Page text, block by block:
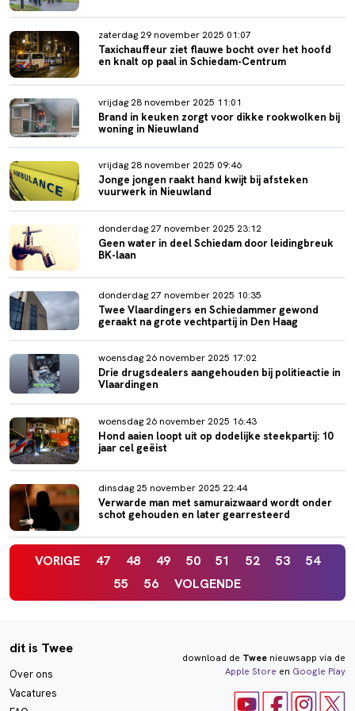
zaterdag 29 november 2025 01:07
Taxichauffeur ziet flauwe bocht over het hoofd
en knalt op paal in Schiedam-Centrum
vrijdag 28 november 2025 11:01
Brand in keuken zorgt voor dikke rookwolken bij
woning in Nieuwland
vrijdag 28 november 2025 09:46
Jonge jongen raakt hand kwijt bij afsteken
vuurwerk in Nieuwland
donderdag 27 november 2025 23:12
Geen water in deel Schiedam door leidingbreuk
BK-laan
donderdag 27 november 2025 10:35
Twee Vlaardingers en Schiedammer gewond
geraakt na grote vechtpartij in Den Haag
woensdag 26 november 2025 17:02
Drie drugsdealers aangehouden bij politieactie in
Vlaardingen
woensdag 26 november 2025 16:43
Hond aaien loopt uit op dodelijke steekpartij: 10
jaar cel geëist
dinsdag 25 november 2025 22:44
Verwarde man met samuraizwaard wordt onder
schot gehouden en later gearresteerd
VORIGE 47 48 49 50 51 52 53
54
55
56 VOLGENDE
dit is Twee
Over ons
Vacatures
download de Tweenieuwsapp via de
Apple Store en Google Play